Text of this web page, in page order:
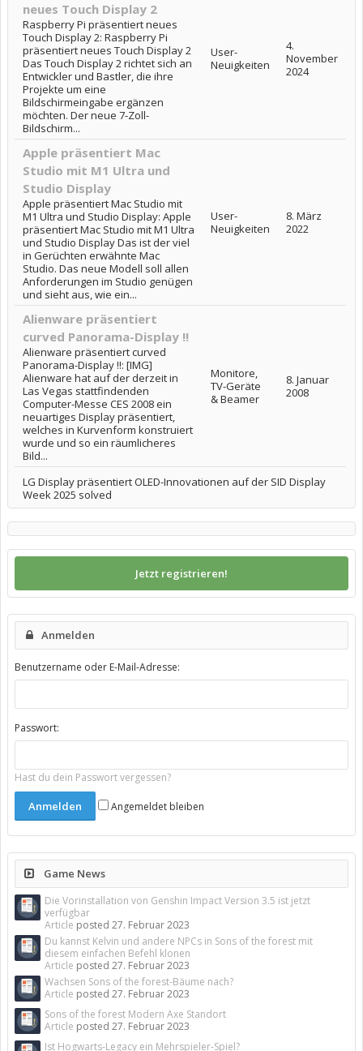
neues Touch Display 2
Raspberry Pi präsentiert neues
Touch Display 2: Raspberry Pi
präsentiert neues Touch Display 2
Das Touch Display 2 richtet sich an
Entwickler und Bastler, die ihre
Projekte um eine
Bildschirmeingabe ergänzen
möchten. Der neue 7-Zoll-
Bildschirm...
User-
Neuigkeiten
4.
November
2024
Apple präsentiert Mac
Studio mit M1 Ultra und
Studio Display
Apple präsentiert Mac Studio mit
M1 Ultra und Studio Display: Apple
präsentiert Mac Studio mit M1 Ultra
und Studio Display Das ist der viel
in Gerüchten erwähnte Mac
Studio. Das neue Modell soll allen
Anforderungen im Studio genügen
und sieht aus, wie ein...
User-
Neuigkeiten
8. März
2022
Alienware präsentiert
curved Panorama-Display !!
Alienware präsentiert curved
Panorama-Display !!: [IMG]
Alienware hat auf der derzeit in
Las Vegas stattfindenden
Computer-Messe CES 2008 ein
neuartiges Display präsentiert,
welches in Kurvenform konstruiert
wurde und so ein räumlicheres
Bild...
Monitore,
TV-Geräte
& Beamer
8. Januar
2008
LG Display präsentiert OLED-Innovationen auf der SID Display
Week 2025 solved
Jetzt registrieren!
Anmelden
Benutzername oder E-Mail-Adresse:
Passwort:
Hast du dein Passwort vergessen?
Angemeldet bleiben
Game News
Die Vorinstallation von Genshin Impact Version 3.5 ist jetzt
verfügbar
Article posted 27. Februar 2023
Du kannst Kelvin und andere NPCs in Sons of the forest mit
diesem einfachen Befehl klonen
Article posted 27. Februar 2023
Wachsen Sons of the forest-Bäume nach?
Article posted 27. Februar 2023
Sons of the forest Modern Axe Standort
Article posted 27. Februar 2023
Ist Hogwarts-Legacy ein Mehrspieler-Spiel?